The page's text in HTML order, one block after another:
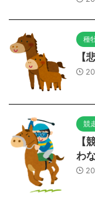
種
【
競
【
わ